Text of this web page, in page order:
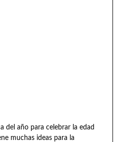
del año para celebrar la edad
muchas ideas para la